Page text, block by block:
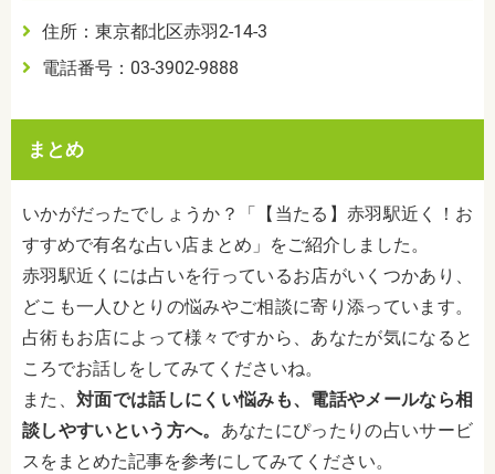
住所：東京都北区赤羽2-14-3
電話番号：03-3902-9888
まとめ
いかがだったでしょうか？「【当たる】赤羽駅近く！お
すすめで有名な占い店まとめ」をご紹介しました。
赤羽駅近くには占いを行っているお店がいくつかあり、
どこも一人ひとりの悩みやご相談に寄り添っています。
占術もお店によって様々ですから、あなたが気になると
ころでお話しをしてみてくださいね。
また、 対面では話しにくい悩みも、電話やメールなら相
談しやすいという方へ。 あなたにぴったりの占いサービ
スをまとめた記事を参考にしてみてください。